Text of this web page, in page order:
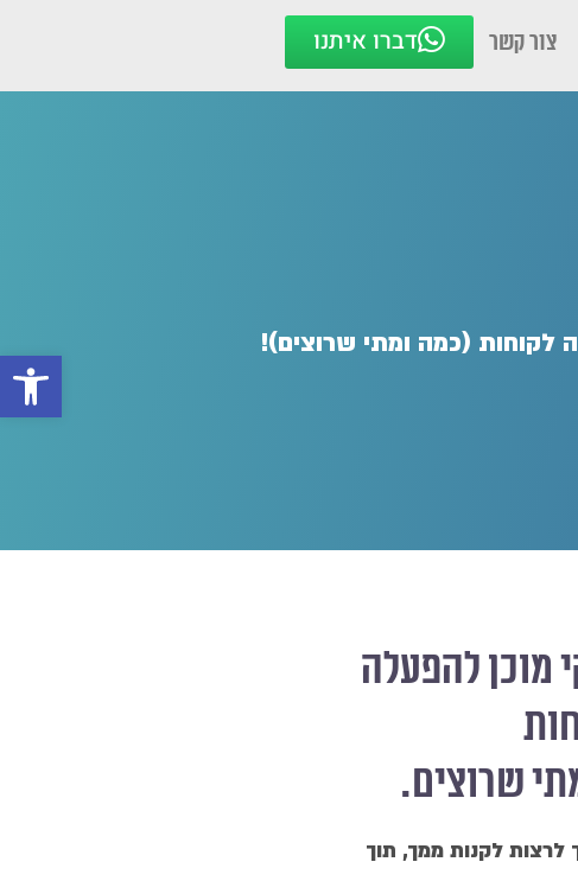
פתח
צור קשר דברו איתנו
לקוחות (כמה ומתי שרוצים)!
מוכן להפעלה
שרוצים.
לרצות לקנות ממך, תוך